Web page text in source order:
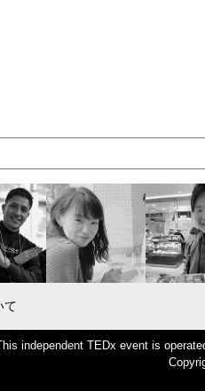
て
independent TEDx event is